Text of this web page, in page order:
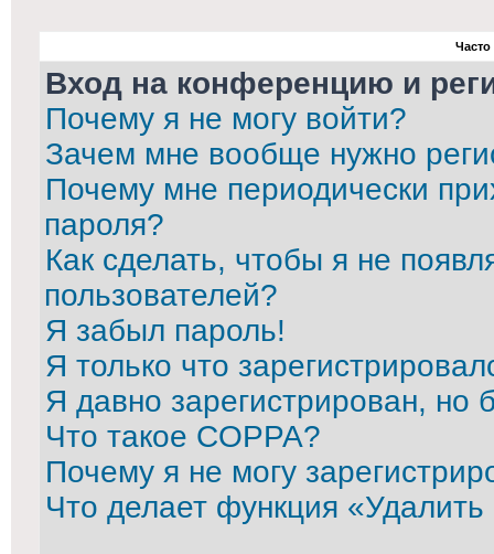
Вход на конференцию и
Почему я не могу войти?
Зачем мне вообще нужно
Почему мне периодически
пароля?
Как сделать, чтобы я не
пользователей?
Я забыл пароль!
Я только что
Я давно зарегистрирован, но
Что такое COPPA?
Почему я не могу
Что делает функция